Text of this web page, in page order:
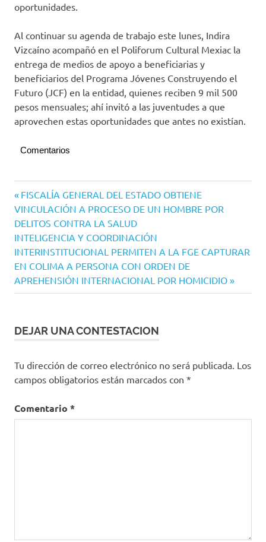
oportunidades.
Al continuar su agenda de trabajo este lunes, Indira
Vizcaíno acompañó en el Poliforum Cultural Mexiac la
entrega de medios de apoyo a beneficiarias y
beneficiarios del Programa Jóvenes Construyendo el
Futuro (JCF) en la entidad, quienes reciben 9 mil 500
pesos mensuales; ahí invitó a las juventudes a que
aprovechen estas oportunidades que antes no existían.
Comentarios
Navegación
de
entradas
Entrada
anterior:
FISCALÍA GENERAL DEL ESTADO OBTIENE
VINCULACIÓN A PROCESO DE UN HOMBRE POR
DELITOS CONTRA LA SALUD
Siguiente
entrada:
INTELIGENCIA Y COORDINACIÓN
INTERINSTITUCIONAL PERMITEN A LA FGE CAPTURAR
EN COLIMA A PERSONA CON ORDEN DE
APREHENSIÓN INTERNACIONAL POR HOMICIDIO
DEJAR UNA CONTESTACION
Tu dirección de correo electrónico no será publicada. Los
campos obligatorios están marcados con *
Comentario *